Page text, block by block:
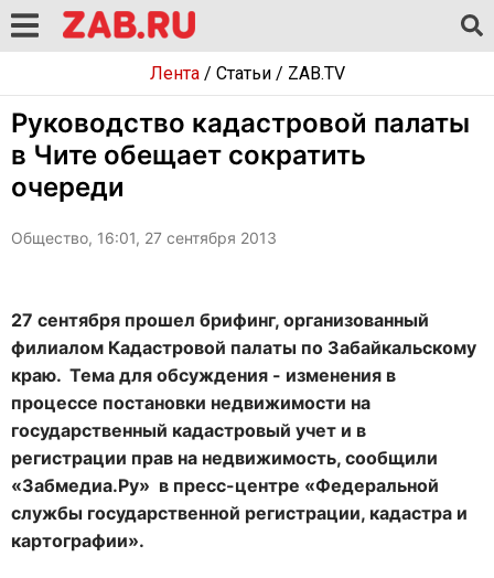
Лента/ Статьи/ ZAB.TV
Руководство кадастровой палаты
в Чите обещает сократить
очереди
Общество, 16:01, 27 сентября 2013
27 сентября прошел брифинг, организованный
филиалом Кадастровой палаты по Забайкальскому
краю. Тема для обсуждения - изменения в
процессе постановки недвижимости на
государственный кадастровый учет и в
регистрации прав на недвижимость, сообщили
«Забмедиа.Ру» в пресс-центре «Федеральной
службы государственной регистрации, кадастра и
картографии».